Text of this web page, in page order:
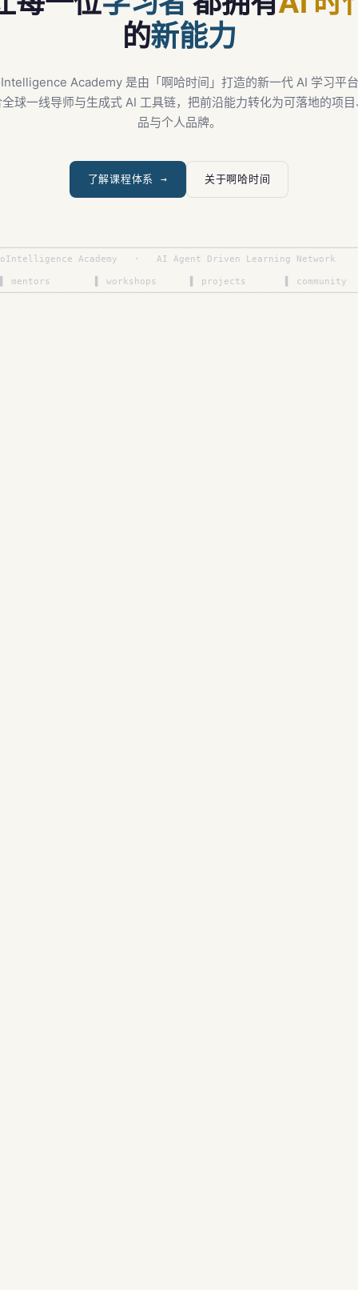
的新能力
Academy 是由「啊哈时间」打造的新一代 AI 学习平
球一线导师与生成式 AI 工具链，把前沿能力转化为可落地的项
品与个人品牌。
了解课程体系 → 关于啊哈时间
Academy   ·   AI Agent Driven Learning Network
mentors        ▌ workshops      ▌ projects       ▌ community